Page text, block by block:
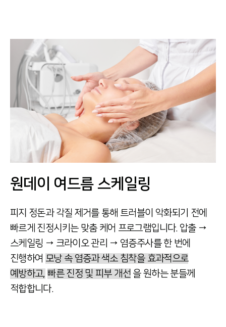
원데이 여드름 스케일링
피지 정돈과 각질 제거를 통해 트러블이 악화되기 전에
빠르게 진정시키는 맞춤 케어 프로그램입니다. 압출 →
스케일링 → 크라이오 관리 → 염증주사를한 번에
진행하여 모낭 속 염증과 색소 침착을 효과적으로
예방하고, 빠른 진정 및 피부 개선을 원하는 분들께
적합합니다.